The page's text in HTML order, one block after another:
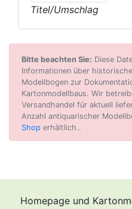
Titel/Umschlag
Bitte beachten Sie: Diese
Informationen über
Modellbogen zur
Kartonmodellbaus. Wir
Versandhandel für aktuell
Anzahl antiquarischer
Shop erhältlich..
Homepage und